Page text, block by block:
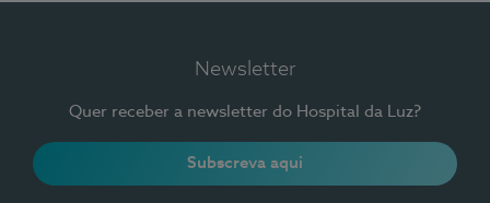
Newsletter
Quer receber a newsletter do Hospital da Luz?
Subscreva aqui